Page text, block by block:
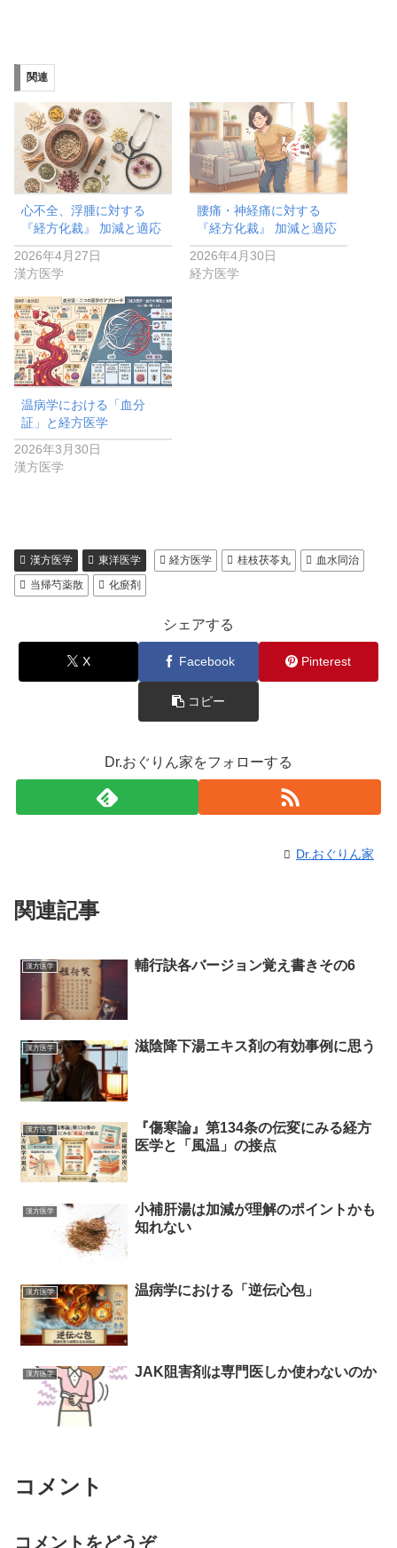
関連
心不全、浮腫に対する
『経方化裁』 加減と適応
2026年4月27日
漢方医学
腰痛・神経痛に対する
『経方化裁』 加減と適応
2026年4月30日
経方医学
温病学における「血分
証」と経方医学
2026年3月30日
漢方医学
漢方医学 東洋医学 経方医学 桂枝茯苓丸
血水同治
当帰芍薬散
化瘀剤
シェアする
X Facebook Pinterest
コピー
Dr.おぐりん家をフォローする
Dr.おぐりん家
関連記事
漢方医学 輔行訣各バージョン覚え書きその6
漢方医学 滋陰降下湯エキス剤の有効事例に思う
漢方医学
『傷寒論』第134条の伝変にみる経方
医学と「風温」の接点
漢方医学
小補肝湯は加減が理解のポイントかも
知れない
漢方医学 温病学における「逆伝心包」
漢方医学 JAK阻害剤は専門医しか使わないのか
コメント
コメントをどうぞ